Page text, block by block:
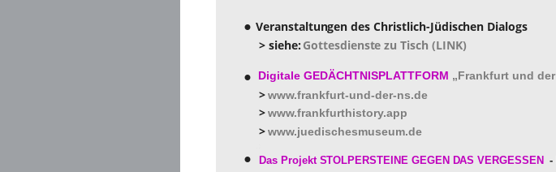
• Veranstaltungen des Christlich-Jüdischen Dialogs
> siehe: Gottesdienste zu Tisch (LINK)
• Digitale GEDÄCHTNISPLATTFORM „Frankfurt und
> www.frankfurt-und-der-ns.de
> www.frankfurthistory.app
> www.juedischesmuseum.de
• Das Projekt STOLPERSTEINE GEGEN DAS VERGESSEN -